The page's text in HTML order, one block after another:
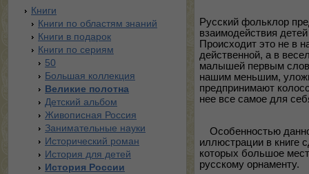
Книги
Книги по областям знаний
Книги в подарок
Книги по сериям
50
Большая коллекция
Великие полотна
Детский альбом
Живописная Россия
Занимательные науки
Исторический роман
История для детей
История России
Русский фольклор
взаимодействия
Происходит это не в
действенной, а в
малышей первым
нашим меньшим,
предпринимают
нее все самое для
Особенностью
иллюстрации в книге
которых большое
русскому орнаменту.